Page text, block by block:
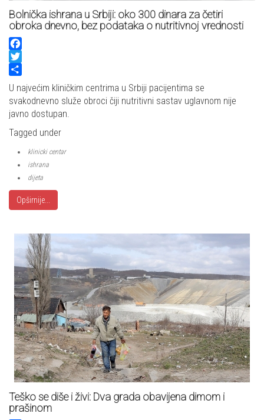
Bolnička ishrana u Srbiji: oko 300 dinara za četiri
obroka dnevno, bez podataka o nutritivnoj vrednosti
Facebook
Twitter
Share
U najvećim kliničkim centrima u Srbiji pacijentima se
svakodnevno služe obroci čiji nutritivni sastav uglavnom nije
javno dostupan.
Tagged under
klinicki centar
ishrana
dijeta
Opširnije...
Teško se diše i živi: Dva grada obavijena dimom i
prašinom